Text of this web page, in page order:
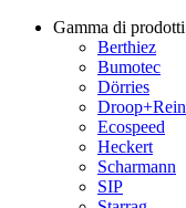
Gamma di prodotti
Berthiez
Bumotec
Dörries
Droop+Rein
Ecospeed
Heckert
Scharmann
SIP